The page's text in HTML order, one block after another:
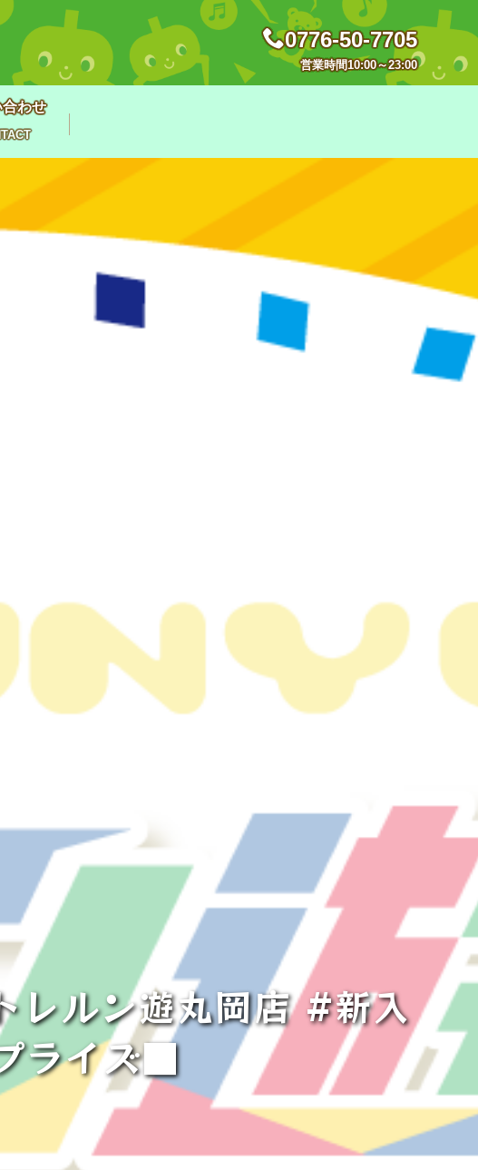
0776-50-7705
営業時間10:00～23:00
わせ
レルン遊丸岡店 #新入
ライズ■